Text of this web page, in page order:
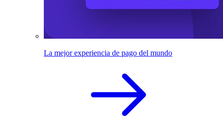
La mejor experiencia de pago del mundo